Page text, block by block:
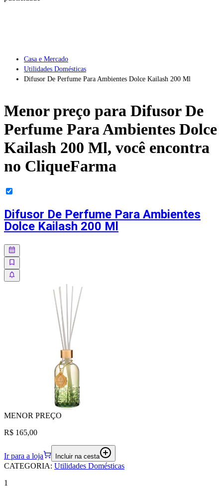
Casa e Mercado
Utilidades Domésticas
Difusor De Perfume Para Ambientes Dolce Kailash 200 Ml
Menor preço para Difusor De
Perfume Para Ambientes Dolce
Kailash 200 Ml, você encontra
no CliqueFarma
Difusor De Perfume Para Ambientes
Dolce Kailash 200 Ml
MENOR PREÇO
R$ 165,00
Ir para a loja Incluir na cesta
CATEGORIA: Utilidades Domésticas
1